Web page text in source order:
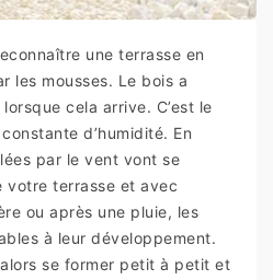
une terrasse en
les mousses. Le bois a
cela arrive. C’est le
d’humidité. En
par le vent vont se
votre terrasse et avec
ou après une pluie, les
à leur développement.
se former petit à petit et